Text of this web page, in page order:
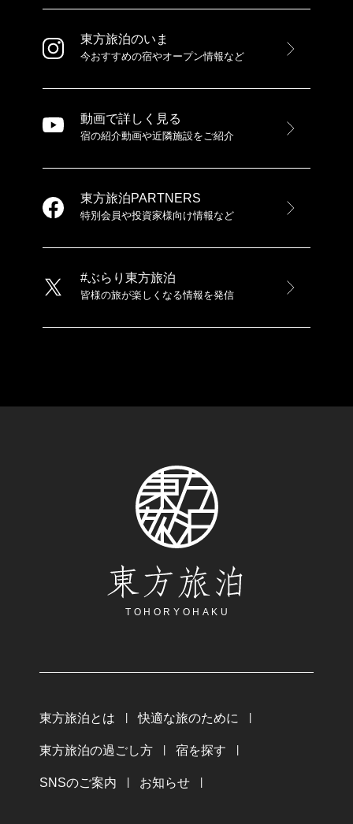
東方旅泊のいま
今おすすめの宿やオープン情報など
動画で詳しく見る
宿の紹介動画や近隣施設をご紹介
東方旅泊PARTNERS
特別会員や投資家様向け情報など
#ぶらり東方旅泊
皆様の旅が楽しくなる情報を発信
東方旅泊
TOHORYOHAKU
東方旅泊とは 快適な旅のために
東方旅泊の過ごし方 宿を探す
SNSのご案内 お知らせ